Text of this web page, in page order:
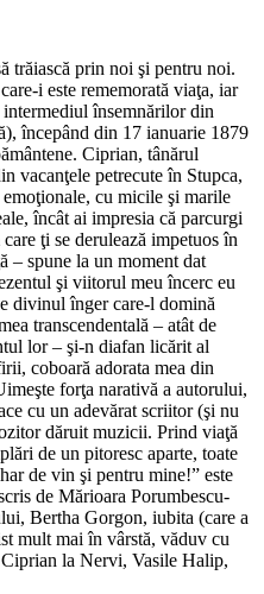
trăiască prin noi şi pentru noi.
i este rememorată viaţa, iar
însemnărilor din
începând din 17 ianuarie 1879
Ciprian, tânărul
vacanţele petrecute în Stupca,
cu micile şi marile
încât ai impresia că parcurgi
ţi se derulează impetuos în
– spune la un moment dat
şi viitorul meu încerc eu
divinul înger care-l domină
trans­cendentală – atât de
lor – şi-n diafan licărit al
coboară adorata mea din
forţa narativă a autorului,
cu un adevărat scriitor (şi nu
dăruit muzicii. Prind viaţă
de un pitoresc aparte, toate
de vin şi pentru mine!” este
de Mărioara Porumbescu-
Bertha Gorgon, iubita (care a
mult mai în vârstă, văduv cu
la Nervi, Vasile Halip,